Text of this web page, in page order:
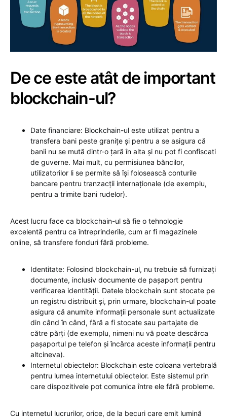
De ce este atât de important
blockchain-ul?
Date financiare: Blockchain-ul este utilizat pentru a
transfera bani peste granițe și pentru a se asigura că
banii nu se mută dintr-o țară în alta și nu pot fi confiscati
de guverne. Mai mult, cu permisiunea băncilor,
utilizatorilor li se permite să își folosească conturile
bancare pentru tranzacții internaționale (de exemplu,
pentru a trimite bani rudelor).
Acest lucru face ca blockchain-ul să fie o tehnologie
excelentă pentru ca întreprinderile, cum ar fi magazinele
online, să transfere fonduri fără probleme.
Identitate: Folosind blockchain-ul, nu trebuie să furnizați
documente, inclusiv documente de pașaport pentru
verificarea identității. Datele blockchain sunt stocate pe
un registru distribuit și, prin urmare, blockchain-ul poate
asigura că anumite informații personale sunt actualizate
din când în când, fără a fi stocate sau partajate de
către părți (de exemplu, nimeni nu vă poate descărca
pașaportul pe telefon și încărca aceste informații pentru
altcineva).
Internetul obiectelor: Blockchain este coloana vertebrală
pentru lumea internetului obiectelor. Este sistemul prin
care dispozitivele pot comunica între ele fără probleme.
Cu internetul lucrurilor, orice, de la becuri care emit lumină